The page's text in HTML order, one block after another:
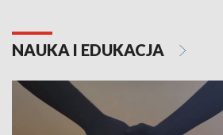
NAUKA I EDUKACJA